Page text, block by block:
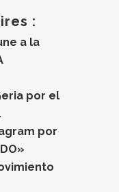
:
a la
por el
por